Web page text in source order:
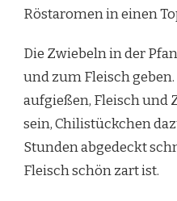
Röstaromen in einen
Die Zwiebeln in der
und zum Fleisch
aufgießen, Fleisch und
sein, Chilistückchen
Stunden abgedeckt
Fleisch schön zart ist.